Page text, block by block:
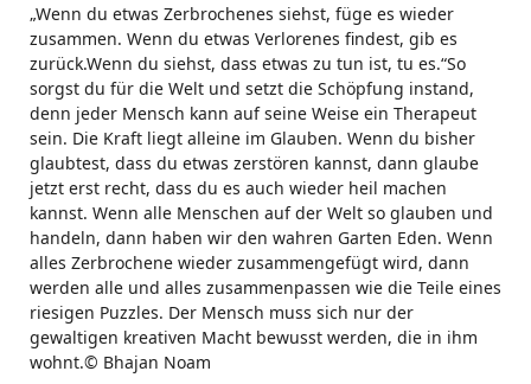
„Wenn du etwas Zerbrochenes siehst, füge es wieder
zusammen. Wenn du etwas Verlorenes findest, gib es
zurück.Wenn du siehst, dass etwas zu tun ist, tu es.“So
sorgst du für die Welt und setzt die Schöpfung instand,
denn jeder Mensch kann auf seine Weise ein Therapeut
sein. Die Kraft liegt alleine im Glauben. Wenn du bisher
glaubtest, dass du etwas zerstören kannst, dann glaube
jetzt erst recht, dass du es auch wieder heil machen
kannst. Wenn alle Menschen auf der Welt so glauben und
handeln, dann haben wir den wahren Garten Eden. Wenn
alles Zerbrochene wieder zusammengefügt wird, dann
werden alle und alles zusammenpassen wie die Teile eines
riesigen Puzzles. Der Mensch muss sich nur der
gewaltigen kreativen Macht bewusst werden, die in ihm
wohnt.© Bhajan Noam